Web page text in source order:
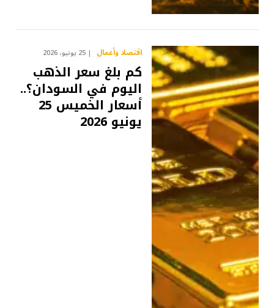
اقتصاد وأعمال 25 يونيو، 2026
كم بلغ سعر الذهب
اليوم في السودان؟..
أسعار الخميس 25
يونيو 2026